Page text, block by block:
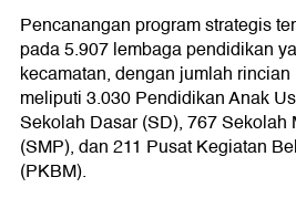
Pencanangan program strategis
pada 5.907 lembaga pendidikan
kecamatan, dengan jumlah
meliputi 3.030 Pendidikan Anak
Sekolah Dasar (SD), 767 Sekolah
(SMP), dan 211 Pusat Kegiatan
(PKBM).